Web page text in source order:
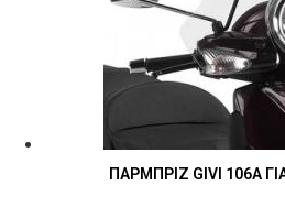
ΠΑΡΜΠΡΙΖ GIVI 106A